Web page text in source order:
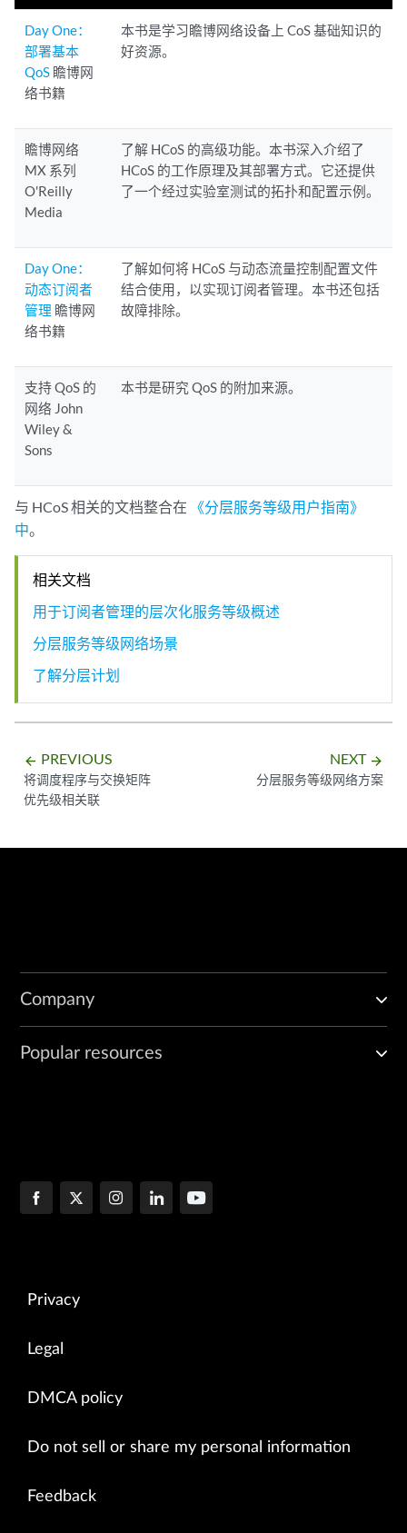
Day One：
部署基本
QoS 瞻博网
络书籍
本书是学习瞻博网络设备上 CoS 基础知识的
好资源。
瞻博网络
MX 系列
O'Reilly
Media
了解 HCoS 的高级功能。本书深入介绍了
HCoS 的工作原理及其部署方式。它还提供
了一个经过实验室测试的拓扑和配置示例。
Day One：
动态订阅者
管理 瞻博网
络书籍
了解如何将 HCoS 与动态流量控制配置文件
结合使用，以实现订阅者管理。本书还包括
故障排除。
支持 QoS 的
网络 John
Wiley &
Sons
本书是研究 QoS 的附加来源。
与 HCoS 相关的文档整合在
《分层服务等级用户指南》
中。
相关文档
用于订阅者管理的层次化服务等级概述
分层服务等级网络场景
了解分层计划
arrow_backward PREVIOUS
将调度程序与交换矩阵
优先级相关联
NEXT arrow_forward
分层服务等级网络方案
Company
Popular resources
Privacy
Legal
DMCA policy
Do not sell or share my personal information
Feedback